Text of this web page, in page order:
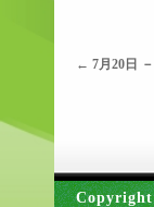
← 7月20日